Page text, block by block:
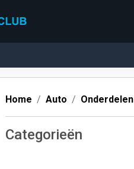
Home Auto Onderdelen
Categorieën